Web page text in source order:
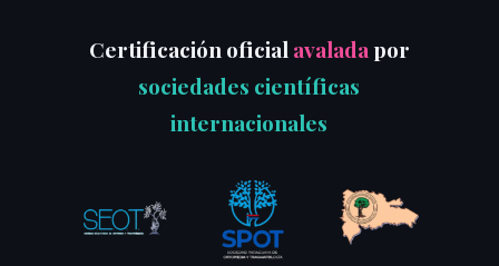
Certificación oficial avalada por
sociedades científicas
internacionales